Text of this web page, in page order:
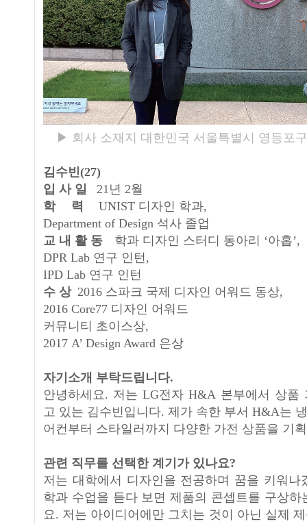
▶ 회사 소재지 대한민국 서울특별시 영등포
김수빈(27)
입 사 일
21년 2월
학 력
UNIST 디자인 학과,
Department of Design 석사 졸업
교 내 활 동
학과 디자인 스터디 동아리 ‘아홉’,
DPR Lab 연구 인턴,
IPD Lab 연구 인턴
수 상 2016 스파크 국제 디자인 어워드 동상,
2016 Core77 디자인 어워드
커뮤니티 초이스상,
2017 A’ Design Award 은상
자기소개 부탁드립니다.
안녕하세요. 저는 LG전자 H&A 본부에서 상품
고 있는 김수빈입니다. 제가 속한 부서 H&A는
어컨부터 스타일러까지 다양한 가전 상품을 기
관련 직무를 선택한 계기가 있나요?
저는 대학에서 디자인을 전공하며 꿈을 키워나
학과 수업을 듣다 보면 제품의 콘셉트를 구상하
요. 저는 아이디어에만 그치는 것이 아닌 실제